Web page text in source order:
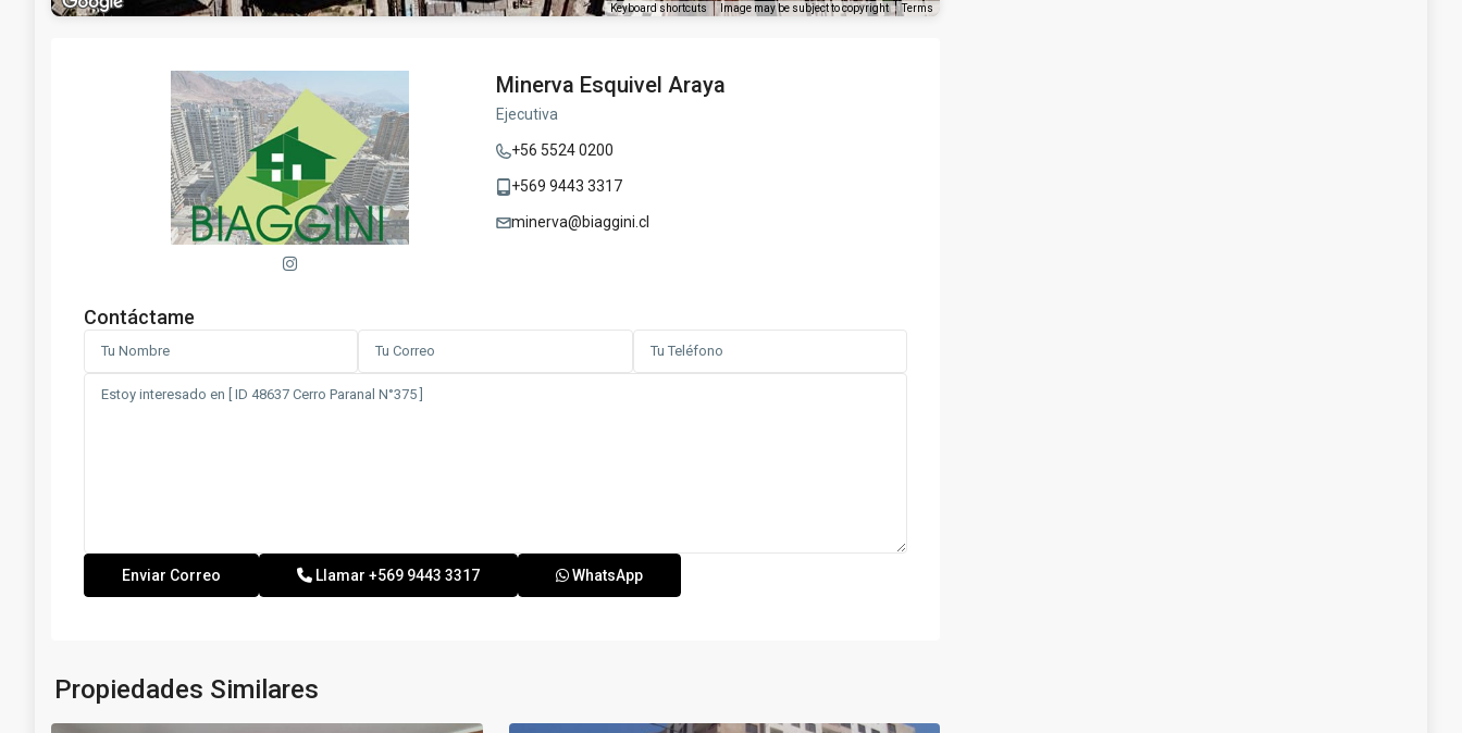
Keyboard shortcuts Image may be subject to copyright Terms
Minerva Esquivel Araya
Ejecutiva
+56 5524 0200
+569 9443 3317
minerva@biaggini.cl
Contáctame
Llamar +569 9443 3317 WhatsApp
Propiedades Similares